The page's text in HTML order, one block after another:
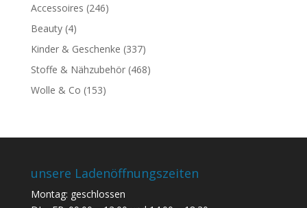
Accessoires (246)
Beauty (4)
Kinder & Geschenke (337)
Stoffe & Nähzubehör (468)
Wolle & Co (153)
unsere Ladenöffnungszeiten
Montag: geschlossen